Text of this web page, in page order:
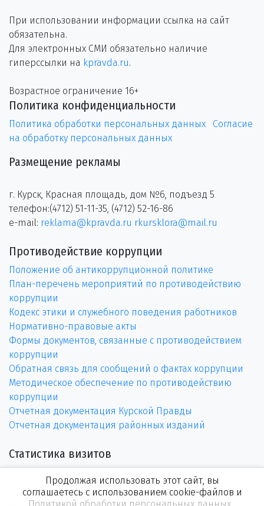
При использовании информации ссылка на сайт
обязательна.
Для электронных СМИ обязательно наличие
гиперссылки на kpravda.ru.
Возрастное ограничение 16+
Политика конфиденциальности
Политика обработки персональных данных
Согласие
на обработку персональных данных
Размещение рекламы
г. Курск, Красная площадь, дом №6, подъезд 5
телефон:(4712) 51-11-35, (4712) 52-16-86
e-mail: reklama@kpravda.ru rkursklora@mail.ru
Противодействие коррупции
Положение об антикоррупционной политике
План-перечень мероприятий по противодействию
коррупции
Кодекс этики и служебного поведения работников
Нормативно-правовые акты
Формы документов, связанные с противодействием
коррупции
Обратная связь для сообщений о фактах коррупции
Методическое обеспечение по противодействию
коррупции
Отчетная документация Курской Правды
Отчетная документация районных изданий
Статистика визитов
Продолжая использовать этот сайт, вы
соглашаетесь с использованием cookie-файлов и